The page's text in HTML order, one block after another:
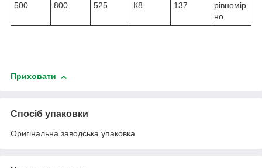
500 800 525 К8 137
рівномір
но
Приховати
Спосіб упаковки
Оригінальна заводська упаковка